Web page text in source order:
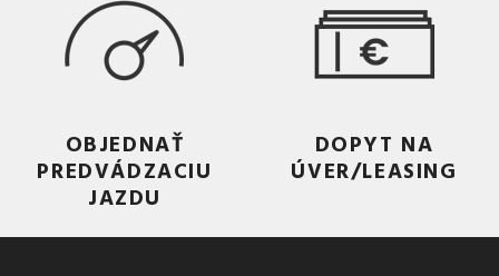
OBJEDNAŤ
PREDVÁDZACIU
JAZDU
DOPYT NA
ÚVER/LEASING